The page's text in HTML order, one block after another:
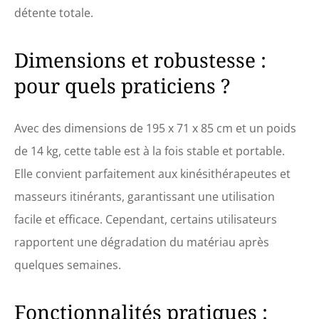
aluminium, des
accoudoirs et un sac
de transport pratique.
couchage plus longue
ergonomique intégré
est unique en son
genre. RÉGLABLE EN
HAUTEUR : Grâce au
réglage en hauteur, il
est possible de choisir
une hauteur de
de repose-mains et
détente totale.
Dimensions et robustesse :
pour quels praticiens ?
Avec des dimensions de 195 x 71 x 85 cm et un poids
de 14 kg, cette table est à la fois stable et portable.
Elle convient parfaitement aux kinésithérapeutes et
masseurs itinérants, garantissant une utilisation
facile et efficace. Cependant, certains utilisateurs
rapportent une dégradation du matériau après
quelques semaines.
Fonctionnalités pratiques :